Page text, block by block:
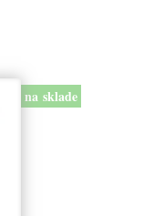
na sklade